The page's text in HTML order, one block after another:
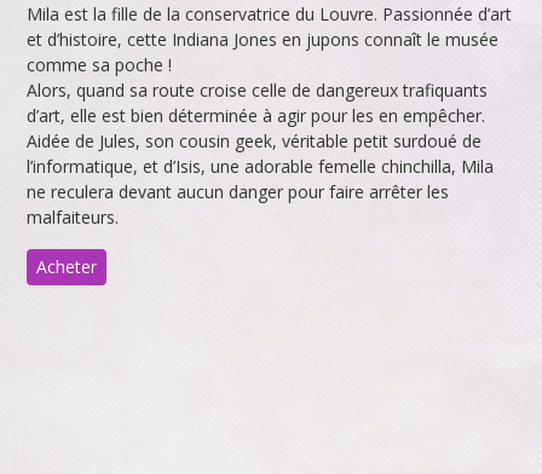
Mila est la fille de la conservatrice du Louvre. Passionnée d’art
et d’histoire, cette Indiana Jones en jupons connaît le musée
comme sa poche !
Alors, quand sa route croise celle de dangereux trafiquants
d’art, elle est bien déterminée à agir pour les en empêcher.
Aidée de Jules, son cousin geek, véritable petit surdoué de
l’informatique, et d’Isis, une adorable femelle chinchilla, Mila
ne reculera devant aucun danger pour faire arrêter les
malfaiteurs.
Acheter